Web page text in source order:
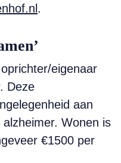
.
eigenaar
Deze
aan
Wonen is
€1500 per